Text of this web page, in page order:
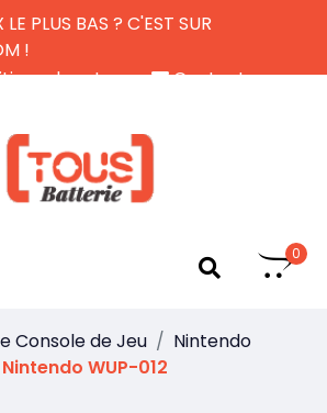
PLUS BAS ? C'EST SUR
!
de retour
Contactez-nous
0
Console de Jeu
Nintendo
WUP-012